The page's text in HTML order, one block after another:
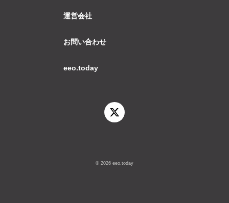
運営会社
お問い合わせ
eeo.today
© 2026 eeo.today